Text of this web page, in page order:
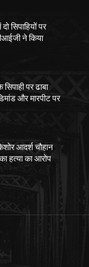
सिपाहियों पर
ने किया
पर ढाबा
और मारपीट पर
आदर्श चौहान
हत्या का आरोप